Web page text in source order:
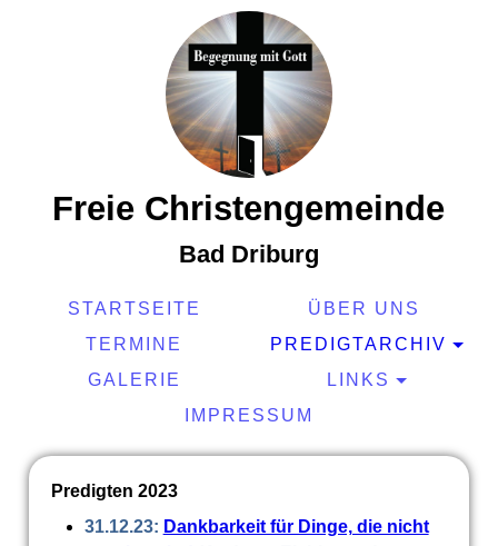
Freie Christengemeinde
Bad Driburg
STARTSEITE
ÜBER UNS
TERMINE
PREDIGTARCHIV
GALERIE
LINKS
IMPRESSUM
Predigten 2023
31.12.23: Dankbarkeit für Dinge, die nicht